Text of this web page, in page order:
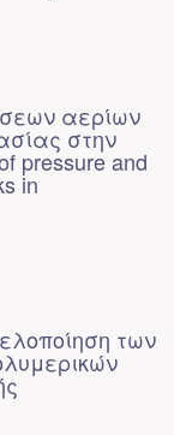
αερίων
στην
pressure and
in
των